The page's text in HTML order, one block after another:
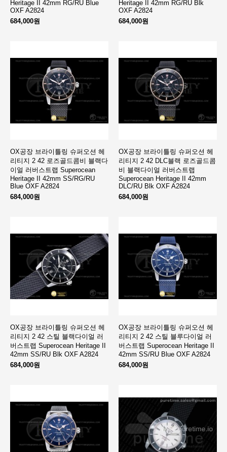
Heritage II 42mm RG/RU Blue
OXF A2824
684,000원
Heritage II 42mm RG/RU Blk
OXF A2824
684,000원
OX공장 브라이틀링 슈퍼오션 헤
리티지 2 42 로즈골드콤비 블랙다
이얼 러버스트랩 Superocean
Heritage II 42mm SS/RG/RU
Blue OXF A2824
684,000원
OX공장 브라이틀링 슈퍼오션 헤
리티지 2 42 DLC블랙 로즈골드콤
비 블랙다이얼 러버스트랩
Superocean Heritage II 42mm
DLC/RU Blk OXF A2824
684,000원
OX공장 브라이틀링 슈퍼오션 헤
리티지 2 42 스틸 블랙다이얼 러
버스트랩 Superocean Heritage II
42mm SS/RU Blk OXF A2824
684,000원
OX공장 브라이틀링 슈퍼오션 헤
리티지 2 42 스틸 블루다이얼 러
버스트랩 Superocean Heritage II
42mm SS/RU Blue OXF A2824
684,000원